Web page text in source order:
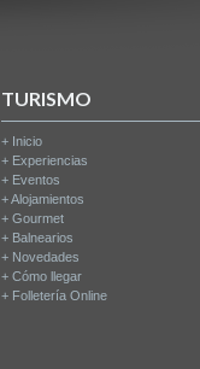
TURISMO
+ Inicio
+ Experiencias
+ Eventos
+Alojamientos
+Gourmet
+ Balnearios
+ Novedades
+Cómo llegar
+ Folletería Online